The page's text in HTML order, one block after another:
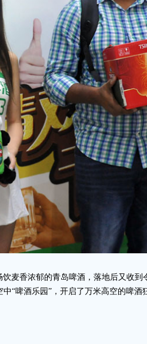
麦香浓郁的青岛啤酒，落地后又收
“啤酒乐园”，开启了万米高空的啤